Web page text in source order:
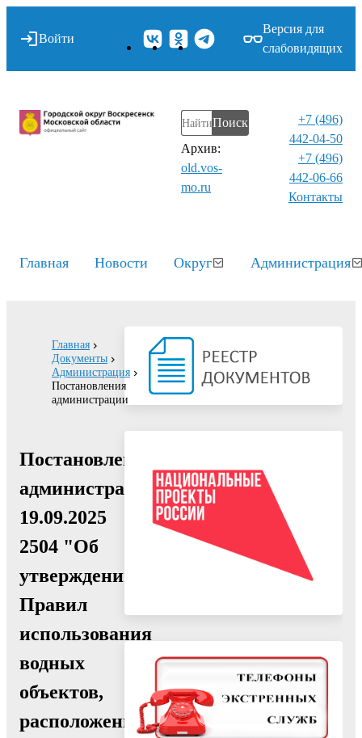
Войти
Версия для
слабовидящих
Поиск
Архив:
old.vos-
mo.ru
+7 (496)
442-04-50
+7 (496)
442-06-66
Контакты⁠
Главная Новости Округ Администрация
Главная
Документы
Администрация
Постановления
администрации
Постановление
администрации
19.09.2025
2504 "Об
утверждении
Правил
использования
водных
объектов,
расположенных